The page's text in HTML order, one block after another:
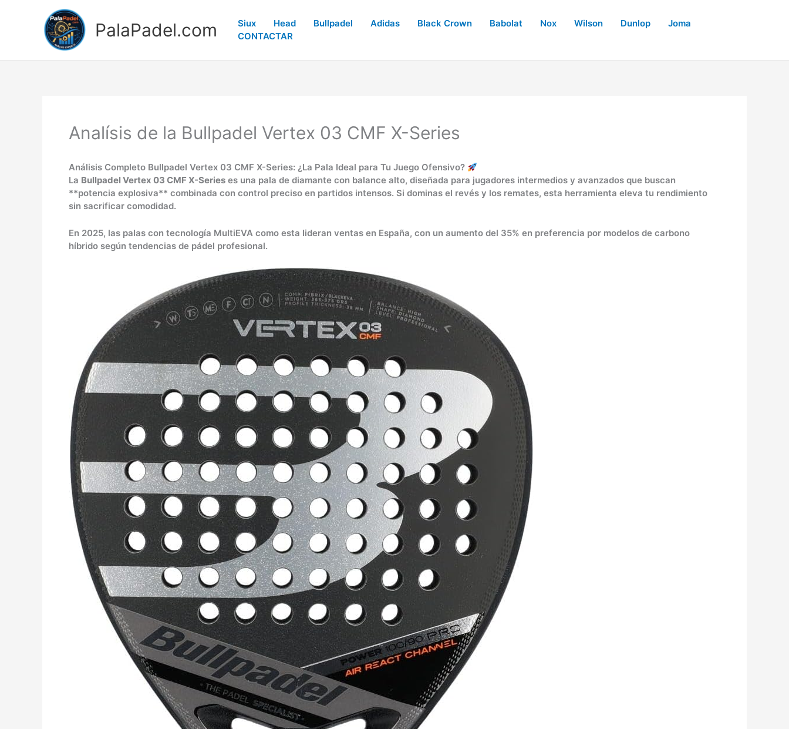
PalaPadel.com Siux Head Bullpadel Adidas Black Crown Babolat Nox Wilson Dunlop
Joma
CONTACTAR
Analísis de la Bullpadel Vertex 03 CMF X-Series
Análisis Completo Bullpadel Vertex 03 CMF X-Series: ¿La Pala Ideal para Tu Juego Ofensivo?
La Bullpadel Vertex 03 CMF X-Series es una pala de diamante con balance alto, diseñada para jugadores intermedios y avanzados que buscan
**potencia explosiva** combinada con control preciso en partidos intensos. Si dominas el revés y los remates, esta herramienta eleva tu rendimiento
sin sacrificar comodidad.
En 2025, las palas con tecnología MultiEVA como esta lideran ventas en España, con un aumento del 35% en preferencia por modelos de carbono
híbrido según tendencias de pádel profesional.